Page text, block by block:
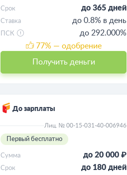
Срок до 365 дней
Ставка до 0.8% в день
ПСК
до 292.000%
77% — одобрение
Получить деньги
До зарплаты
Лиц. № 00-15-031-40-006946
Первый бесплатно
Сумма до 20 000 ₽
Срок до 180 дней